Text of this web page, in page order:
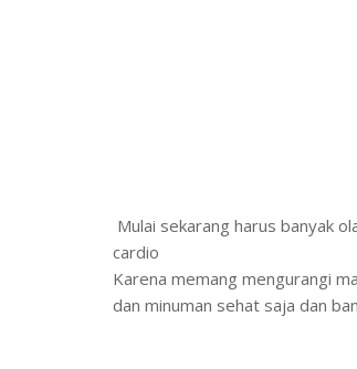
Mulai sekarang harus banyak
cardio
Karena memang mengurangi
dan minuman sehat saja dan